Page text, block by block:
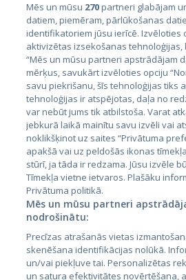
Страны
Эстония
Латвия
Литва
City24.lv
City24.ee
GetaPro.lv
Mēs un mūsu 270partneri glabājam
datiem, piemēram, pārlūkošanas
identifikatoriem jūsu ierīcē. Izvēloties
aktivizētas izsekošanas
“Mēs un mūsu partneri apstrādājam
mērķus, savukārt izvēloties opciju
savu piekrišanu, šīs tehnoloģijas tiks
tehnoloģijas ir atspējotas, daļa no
var nebūt jums tik atbilstoša. Varat
jebkurā laikā mainītu savu izvēli vai
noklikšķinot uz saites “Privātuma
apakšā vai uz peldošās ikonas
stūrī, ja tāda ir redzama. Jūsu izvēle
Tīmekļa vietne ietvaros. Plašāku
Privātuma politikā.
Mēs un mūsu partneri
nodrošinātu:
Precīzas atrašanās vietas
skenēšana identifikācijas nolūkā.
un/vai piekļuve tai. Personalizētas
un satura efektivitātes novērtēšana,